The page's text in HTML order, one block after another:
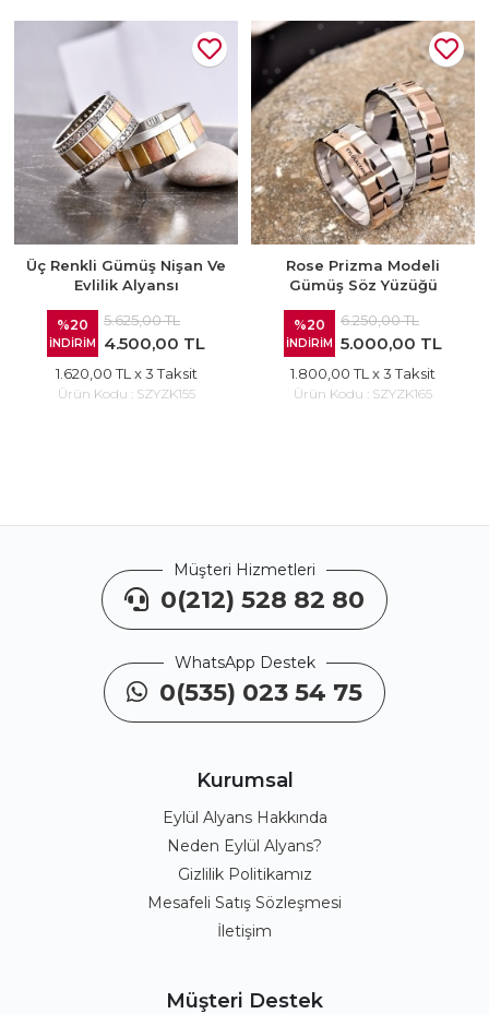
Üç Renkli Gümüş Nişan Ve
Evlilik Alyansı
%20
İNDİRİM
5.625,00 TL
4.500,00 TL
1.620,00 TL x 3 Taksit
Ürün Kodu : SZYZK155
Rose Prizma Modeli
Gümüş Söz Yüzüğü
%20
İNDİRİM
6.250,00 TL
5.000,00 TL
1.800,00 TL x 3 Taksit
Ürün Kodu : SZYZK165
Müşteri Hizmetleri
0(212) 528 82 80
WhatsApp Destek
0(535) 023 54 75
Kurumsal
Eylül Alyans Hakkında
Neden Eylül Alyans?
Gizlilik Politikamız
Mesafeli Satış Sözleşmesi
İletişim
Müşteri Destek